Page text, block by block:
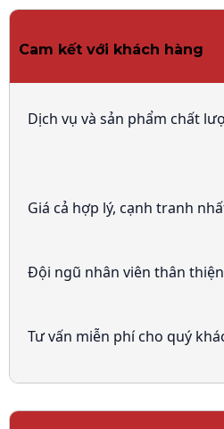
Cam kết với khách hàng
Dịch vụ và sản phẩm chất
Giá cả hợp lý, cạnh tranh
Đội ngũ nhân viên thân
Tư vấn miễn phí cho quý